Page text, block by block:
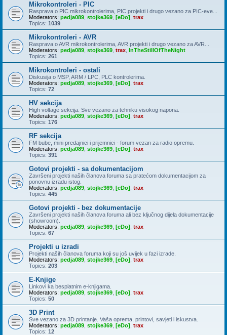
Mikrokontroleri - PIC
Rasprava o PIC mikrokontrolerima, PIC projekti i drugo vezano za PIC-eve...
Moderators: pedja089 stojke369 [eDo] trax
Topics: 1039
Mikrokontroleri - AVR
Rasprava o AVR mikrokontrolerima, AVR projekti i drugo vezano za AVR...
Moderators: pedja089 stojke369 trax InTheStillOfTheNight
Topics: 261
Mikrokontroleri - ostali
Diskusija o MSP, ARM / LPC, PLC kontrolerima.
Moderators: pedja089 stojke369 [eDo] trax
Topics: 72
HV sekcija
High voltage sekcija. Sve vezano za tehniku visokog napona.
Moderators: pedja089 stojke369 [eDo] trax
Topics: 176
RF sekcija
FM bube, mini predajnici i prijemnici - forum vezan za radio opremu.
Moderators: pedja089 stojke369 [eDo] trax
Topics: 391
Gotovi projekti - sa dokumentacijom
Završeni projekti naših članova foruma sa pratećom dokumentacijom za
ponovnu izradu istog.
Moderators: pedja089 stojke369 [eDo] trax
Topics: 445
Gotovi projekti - bez dokumentacije
Završeni projekti naših članova foruma ali bez ključnog dijela dokumentacije
(showroom).
Moderators: pedja089 stojke369 [eDo] trax
Topics: 67
Projekti u izradi
Projekti naših članova foruma koji su još uvijek u fazi izrade.
Moderators: pedja089 stojke369 [eDo] trax
Topics: 203
E-Knjige
Linkovi ka besplatnim e-knjigama.
Moderators: pedja089 stojke369 [eDo] trax
Topics: 50
3D Print
Sve vezano za 3D printanje. Vaša oprema, printovi, savjeti i iskustva.
Moderators: pedja089 stojke369 [eDo] trax
Topics: 12